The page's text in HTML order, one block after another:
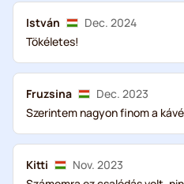
István
Dec. 2024
Tökéletes!
Fruzsina
Dec. 2023
Szerintem nagyon finom a
Kitti
Nov. 2023